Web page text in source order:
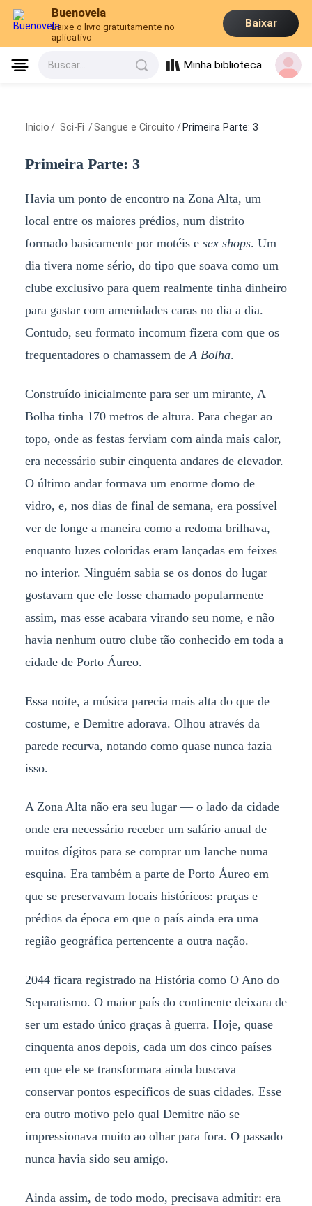
Buenovela
Baixe o livro gratuitamente no
aplicativo
Baixar
Buscar... Minha biblioteca
Inicio / Sci-Fi /Sangue e Circuito / Primeira Parte: 3
Primeira Parte: 3
Havia um ponto de encontro na Zona Alta, um
local entre os maiores prédios, num distrito
formado basicamente por motéis e sex shops. Um
dia tivera nome sério, do tipo que soava como um
clube exclusivo para quem realmente tinha dinheiro
para gastar com amenidades caras no dia a dia.
Contudo, seu formato incomum fizera com que os
frequentadores o chamassem de A Bolha.
Construído inicialmente para ser um mirante, A
Bolha tinha 170 metros de altura. Para chegar ao
topo, onde as festas ferviam com ainda mais calor,
era necessário subir cinquenta andares de elevador.
O último andar formava um enorme domo de
vidro, e, nos dias de final de semana, era possível
ver de longe a maneira como a redoma brilhava,
enquanto luzes coloridas eram lançadas em feixes
no interior. Ninguém sabia se os donos do lugar
gostavam que ele fosse chamado popularmente
assim, mas esse acabara virando seu nome, e não
havia nenhum outro clube tão conhecido em toda a
cidade de Porto Áureo.
Essa noite, a música parecia mais alta do que de
costume, e Demitre adorava. Olhou através da
parede recurva, notando como quase nunca fazia
isso.
A Zona Alta não era seu lugar — o lado da cidade
onde era necessário receber um salário anual de
muitos dígitos para se comprar um lanche numa
esquina. Era também a parte de Porto Áureo em
que se preservavam locais históricos: praças e
prédios da época em que o país ainda era uma
região geográfica pertencente a outra nação.
2044 ficara registrado na História como O Ano do
Separatismo. O maior país do continente deixara de
ser um estado único graças à guerra. Hoje, quase
cinquenta anos depois, cada um dos cinco países
em que ele se transformara ainda buscava
conservar pontos específicos de suas cidades. Esse
era outro motivo pelo qual Demitre não se
impressionava muito ao olhar para fora. O passado
nunca havia sido seu amigo.
Ainda assim, de todo modo, precisava admitir: era